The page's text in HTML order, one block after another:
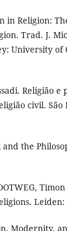
in Religion:
Trad. J.
University of
Religião e
civil. São
the
Modernity,